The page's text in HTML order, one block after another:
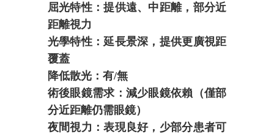
屈光特性：提供遠、中距離，部分近
距離視力
光學特性：延長景深，提供更廣視距
覆蓋
降低散光：有/無
術後眼鏡需求：減少眼鏡依賴（僅部
分近距離仍需眼鏡）
夜間視力：表現良好，少部分患者可